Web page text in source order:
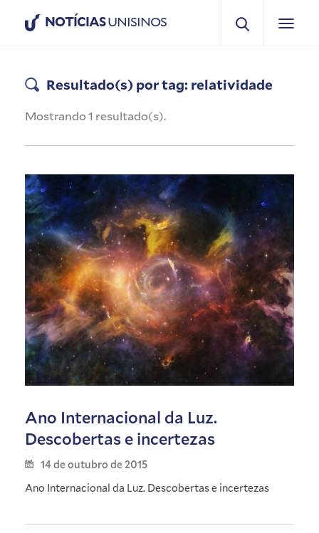
NOTÍCIASUNISINOS
Resultado(s) por tag: relatividade
Mostrando 1 resultado(s).
Ano Internacional da Luz.
Descobertas e incertezas
14 de outubro de 2015
Ano Internacional da Luz. Descobertas e incertezas